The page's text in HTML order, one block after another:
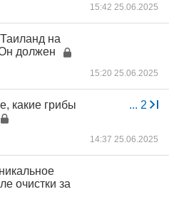
15:42 25.06.2025
на
должен
15:20 25.06.2025
... 2
какие грибы
14:37 25.06.2025
очистки за